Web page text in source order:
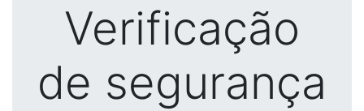
Verificação
de segurança